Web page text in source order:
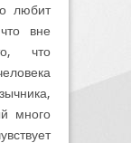
любит
вне
что
много